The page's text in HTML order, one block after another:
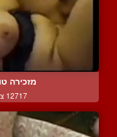
מזכירה
12717 צפיות